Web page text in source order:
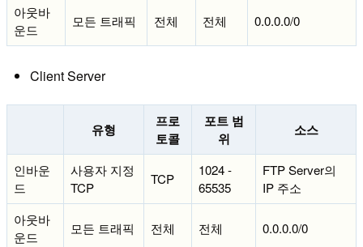
아웃바
운드
모든 트래픽 전체 전체 0.0.0.0/0
Client Server
유형
프로
토콜
포트 범
위
소스
인바운
드
사용자 지정
TCP
TCP
1024 -
65535
FTP Server의
IP 주소
아웃바
운드
모든 트래픽 전체 전체 0.0.0.0/0